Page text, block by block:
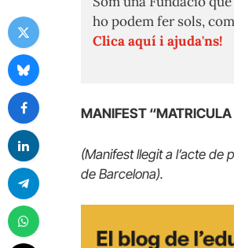
ho podem fer sols,
Clica aquí i ajuda'ns!
MANIFEST “MATRICULA
(Manifest llegit a l’acte
de Barcelona).